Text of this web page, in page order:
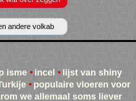
andere volkab
isme incel
lijst van shiny
populaire vloeren voor
we allemaal soms liever